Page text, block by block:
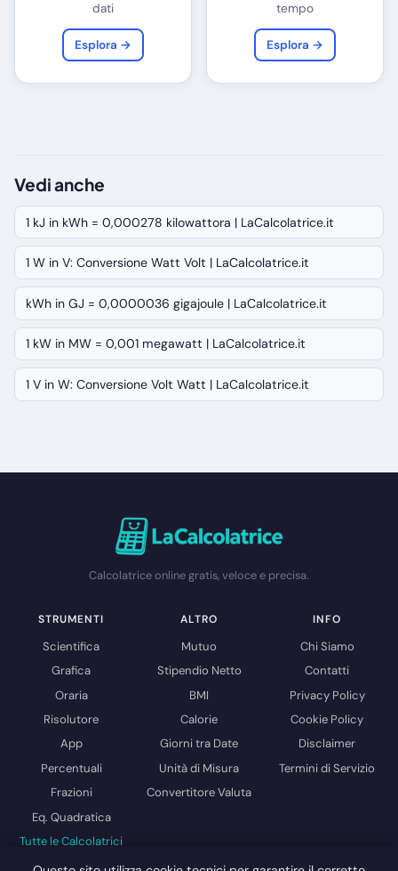
dati
Esplora →
tempo
Esplora →
Vedi anche
1 kJ in kWh = 0,000278 kilowattora | LaCalcolatrice.it
1 W in V: Conversione Watt Volt | LaCalcolatrice.it
kWh in GJ = 0,0000036 gigajoule | LaCalcolatrice.it
1 kW in MW = 0,001 megawatt | LaCalcolatrice.it
1 V in W: Conversione Volt Watt | LaCalcolatrice.it
Calcolatrice online gratis, veloce e precisa.
STRUMENTI
Scientifica
Grafica
Oraria
Risolutore
App
Percentuali
Frazioni
Eq. Quadratica
Tutte le Calcolatrici
ALTRO
Mutuo
Stipendio Netto
BMI
Calorie
Giorni tra Date
Unità di Misura
Convertitore Valuta
INFO
Chi Siamo
Contatti
Privacy Policy
Cookie Policy
Disclaimer
Termini di Servizio